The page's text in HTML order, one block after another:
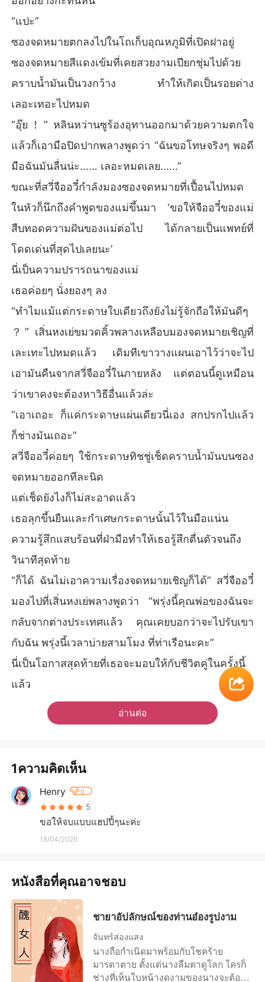
“แปะ”
ซองจดหมายตกลงไปในโถเก็บอุณหภูมิที่เปิดฝาอยู่
ซองจดหมายสีแดงเข้มที่เคยสวยงามเปียกชุ่มไปด้วย
คราบน้ำมันเป็นวงกว้าง ทำให้เกิดเป็นรอยด่าง
เลอะเทอะไปหมด
“อุ๊ย！” หลินหว่านซูร้องอุทานออกมาด้วยความตกใจ
แล้วก็เอามือปิดปากพลางพูดว่า “ฉันขอโทษจริงๆ พอดี
มือฉันมันลื่นน่ะ…… เลอะหมดเลย……”
ขณะที่สวี่จืออวี๋กำลังมองซองจดหมายที่เปื้อนไปหมด
ในหัวก็นึกถึงคำพูดของแม่ขึ้นมา ‘ขอให้จืออวี๋ของแม่
สืบทอดความฝันของแม่ต่อไป ได้กลายเป็นแพทย์ที่
โดดเด่นที่สุดไปเลยนะ’
นี่เป็นความปรารถนาของแม่
เธอค่อยๆ นั่งยองๆ ลง
“ทำไมแม้แต่กระดาษใบเดียวถึงยังไม่รู้จักถือให้มันดีๆ
？” เสิ่นหงเย่ขมวดคิ้วพลางเหลือบมองจดหมายเชิญที่
เละเทะไปหมดแล้ว เดิมทีเขาวางแผนเอาไว้ว่าจะไป
เอามันคืนจากสวี่จืออวี๋ในภายหลัง แต่ตอนนี้ดูเหมือน
ว่าเขาคงจะต้องหาวิธีอื่นแล้วล่ะ
“เอาเถอะ ก็แค่กระดาษแผ่นเดียวนี่เอง สกปรกไปแล้ว
ก็ช่างมันเถอะ”
สวี่จืออวี๋ค่อยๆ ใช้กระดาษทิชชู่เช็ดคราบน้ำมันบนซอง
จดหมายออกทีละนิด
แต่เช็ดยังไงก็ไม่สะอาดแล้ว
เธอลุกขึ้นยืนและกำเศษกระดาษนั้นไว้ในมือแน่น
ความรู้สึกแสบร้อนที่ฝ่ามือทำให้เธอรู้สึกตื่นตัวจนถึง
วินาทีสุดท้าย
“ก็ได้ ฉันไม่เอาความเรื่องจดหมายเชิญก็ได้” สวี่จืออวี๋
มองไปที่เสิ่นหงเย่พลางพูดว่า “พรุ่งนี้คุณพ่อของฉันจะ
กลับจากต่างประเทศแล้ว คุณเคยบอกว่าจะไปรับเขา
กับฉัน พรุ่งนี้เวลาบ่ายสามโมง ที่ท่าเรือนะคะ”
นี่เป็นโอกาสสุดท้ายที่เธอจะมอบให้กับชีวิตคู่ในครั้งนี้
แล้ว
อ่านต่อ
1ความคิดเห็น
Henry 0
5
ขอให้จบแบบแฮปปี้ๆนะค่ะ
18/04/2026
หนังสือที่คุณอาจชอบ
ชายาอัปลักษณ์ของท่านอ๋องรูปงาม
จันทร์ส่องแสง
นางถือกำเนิดมาพร้อมกับโชคร้าย
มารดาตาย ตั้งแต่นางลืมตาดูโลก ใครก็
ช่างที่เห็นใบหน้างดงามของนางจะต้อง